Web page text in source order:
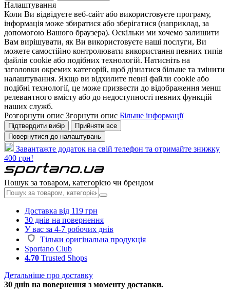
Налаштування
Коли Ви відвідуєте веб-сайт або використовуєте програму,
інформація може збиратися або зберігатися (наприклад, за
допомогою Вашого браузера). Оскільки ми хочемо залишити
Вам вирішувати, як Ви використовуєте наші послуги, Ви
можете самостійно контролювати використання певних типів
файлів cookie або подібних технологій. Натисніть на
заголовки окремих категорій, щоб дізнатися більше та змінити
налаштування. Якщо ви відхилите певні файли cookie або
подібні технології, це може призвести до відображення менш
релевантного вмісту або до недоступності певних функцій
наших служб.
Розгорнути опис Згорнути опис Більше інформації
Підтвердити вибір
Прийняти все
Повернутися до налаштувань
Завантажте додаток на свій телефон та отримайте знижку
400 грн!
Пошук за товаром, категорією чи брендом
Доставка від 119 грн
30 днів на повернення
У вас за 4-7 робочих днів
Тільки оригінальна продукція
Sportano Club
4.70 Trusted Shops
Детальніше про доставку
30 днів на повернення з моменту доставки.